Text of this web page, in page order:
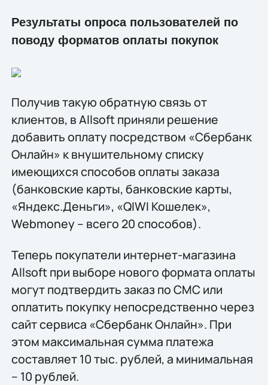
Результаты опроса пользователей по
поводу форматов оплаты покупок
Получив такую обратную связь от
клиентов, в Allsoft приняли решение
добавить оплату посредством «Сбербанк
Онлайн» к внушительному списку
имеющихся способов оплаты заказа
(банковские карты, банковские карты,
«Яндекс.Деньги», «QIWI Кошелек»,
Webmoney – всего 20 способов).
Теперь покупатели интернет-магазина
Allsoft при выборе нового формата оплаты
могут подтвердить заказ по СМС или
оплатить покупку непосредственно через
сайт сервиса «Сбербанк Онлайн». При
этом максимальная сумма платежа
составляет 10 тыс. рублей, а минимальная
– 10 рублей.